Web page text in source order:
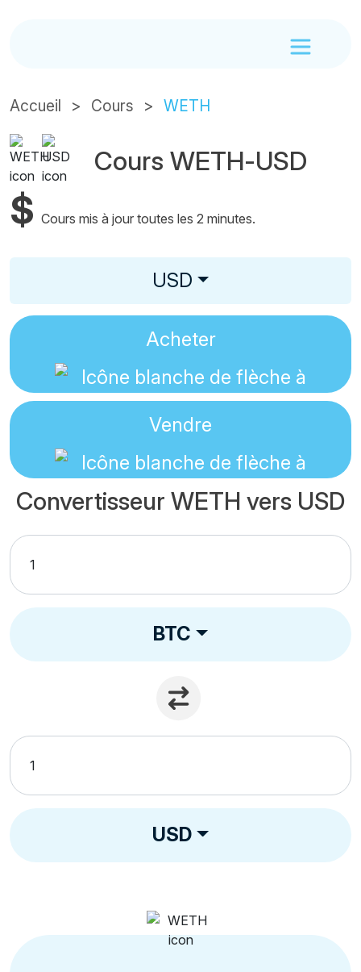
Accueil Cours WETH
Cours WETH-USD
$ Cours mis à jour toutes les 2 minutes.
USD
Acheter
Vendre
Convertisseur WETH vers USD
BTC
USD